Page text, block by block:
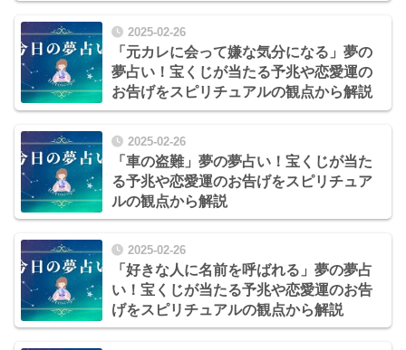
2025-02-26
「元カレに会って嫌な気分になる」夢の
夢占い！宝くじが当たる予兆や恋愛運の
お告げをスピリチュアルの観点から解説
2025-02-26
「車の盗難」夢の夢占い！宝くじが当た
る予兆や恋愛運のお告げをスピリチュア
ルの観点から解説
2025-02-26
「好きな人に名前を呼ばれる」夢の夢占
い！宝くじが当たる予兆や恋愛運のお告
げをスピリチュアルの観点から解説